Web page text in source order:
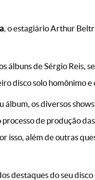
, o estagiário Arthur
álbuns de Sérgio Reis,
disco solo homônimo
os diversos
de produção
isso, além de outras
destaques do seu